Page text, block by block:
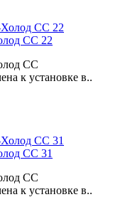
CC 22
CC
к установке в..
CC 31
CC
к установке в..